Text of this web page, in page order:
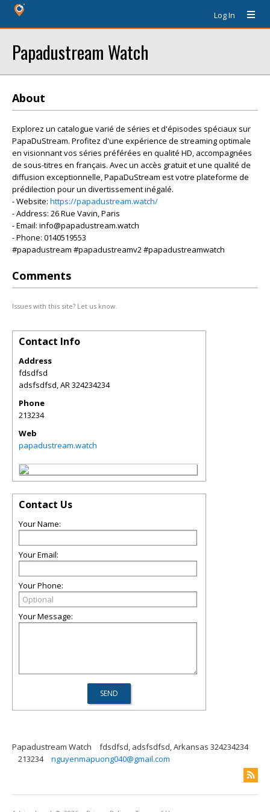
Log In
Papadustream Watch
About
Explorez un catalogue varié de séries et d'épisodes spéciaux sur
PapaDuStream. Profitez d'une expérience de streaming optimale
en visionnant vos séries préférées en qualité HD, accompagnées
de sous-titres en français. Avec un accès gratuit et une qualité de
diffusion exceptionnelle, PapaDuStream est votre plateforme de
prédilection pour un divertissement inégalé.
- Website: https://papadustream.watch/
- Address: 26 Rue Vavin, Paris
- Email: info@papadustream.watch
- Phone: 0140519553
#papadustream #papadustreamv2 #papadustreamwatch
Comments
Issues with this site? Let us know.
Contact Info
Address
fdsdfsd
adsfsdfsd,AR324234234
Phone
213234
Web
papadustream.watch
Contact Us
Your Name:
Your Email:
Your Phone:
Your Message:
Papadustream Watch
fdsdfsd, adsfsdfsd, Arkansas 324234234
213234
nguyenmapuong040@gmail.com